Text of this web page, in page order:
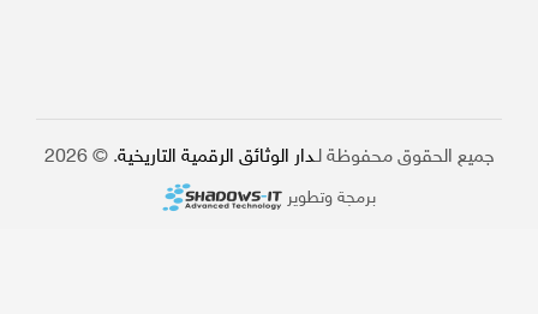
جميع الحقوق محفوظة لـ دار الوثائق الرقمية التاريخية. © 2026
برمجة وتطوير